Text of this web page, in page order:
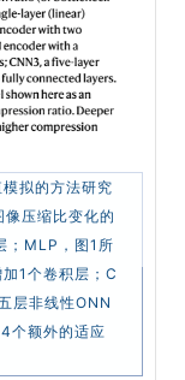
拟的方法研究
压缩比变化的
；MLP，图1所
1个卷积层；C
层非线性ONN
个额外的适应